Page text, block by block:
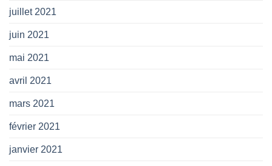
juillet 2021
juin 2021
mai 2021
avril 2021
mars 2021
février 2021
janvier 2021